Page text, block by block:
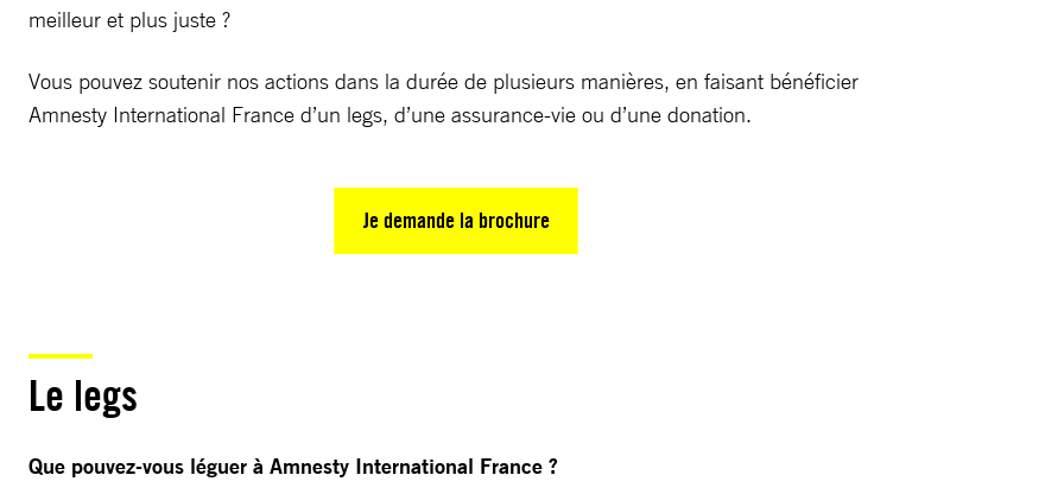
meilleur et plus juste ?
Vous pouvez soutenir nos actions dans la durée de plusieurs manières, en faisant bénéficier
Amnesty International France d’un legs, d’une assurance-vie ou d’une donation.
Je demande la brochure
Le legs
Que pouvez-vous léguer à Amnesty International France ?